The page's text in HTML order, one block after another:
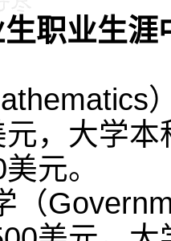
职业生
，大学
元。
（